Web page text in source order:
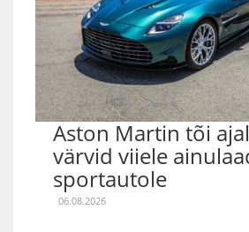
Aston Martin tõi
värvid viiele
sportautole
06.08.2026